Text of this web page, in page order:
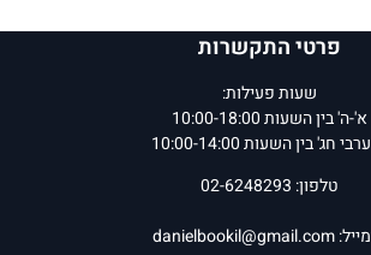
פרטי התקשרות
שעות פעילות:
א'-ה' בין השעות 10:00-18:00
חג' בין השעות 10:00-14:00
טלפון: 02-6248293
danielbookil@gmail.com